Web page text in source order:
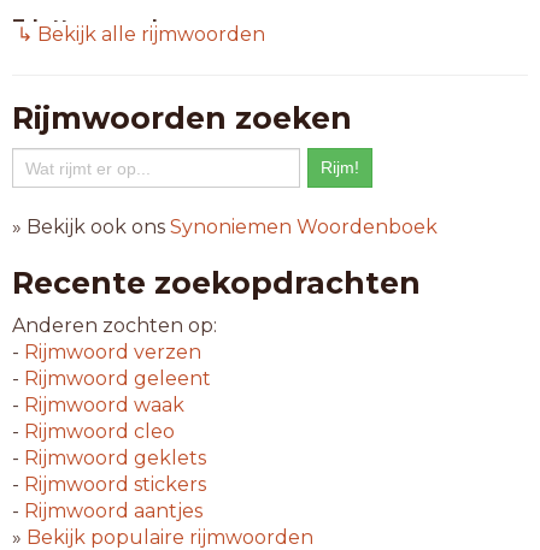
7-letterwoorden
dakloos
eerloos
fellows
futloos
godloos
herkoos
kapdoos
koploos
lasdoos
leproos
matroos
mosroos
naploos
niveaus
pitloos
talloos
↳ Bekijk alle rijmwoorden
Rijmwoorden zoeken
» Bekijk ook ons Synoniemen Woordenboek
Recente zoekopdrachten
Anderen zochten op:
- Rijmwoord verzen
- Rijmwoord geleent
- Rijmwoord waak
- Rijmwoord cleo
- Rijmwoord geklets
- Rijmwoord stickers
- Rijmwoord aantjes
» Bekijk populaire rijmwoorden